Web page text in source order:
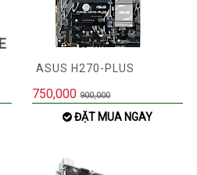
ASUS H270-PLUS
750,000 900,000
ĐẶT MUA NGAY